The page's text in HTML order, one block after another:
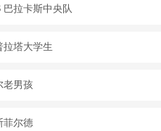
拉卡斯中央队
塔大学生
老男孩
菲尔德